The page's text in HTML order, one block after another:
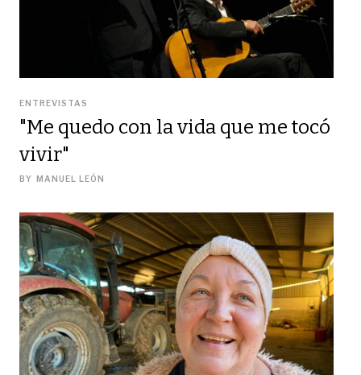
ENTREVISTAS
"Me quedo con la vida que me tocó
vivir"
BY MANUEL LEÓN